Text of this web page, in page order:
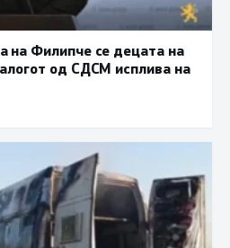
на Филипче се децата на
од СДСМ исплива на